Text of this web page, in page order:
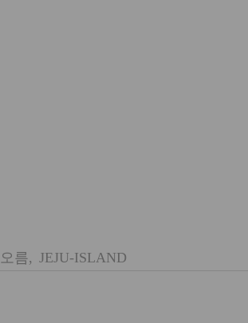
오름, JEJU-ISLAND